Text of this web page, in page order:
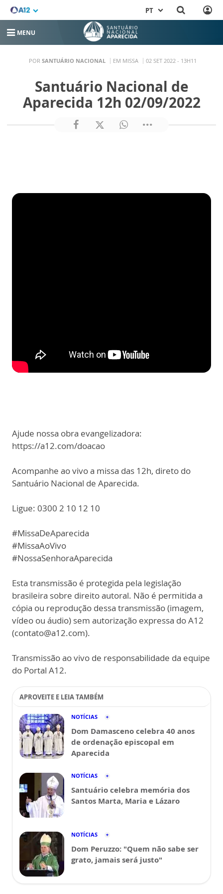
PT
MENU
POR SANTUÁRIO NACIONAL EM MISSA 02 SET 2022 - 13H11
Santuário Nacional de
Aparecida 12h 02/09/2022
Ajude nossa obra evangelizadora:
https://a12.com/doacao
Acompanhe ao vivo a missa das 12h, direto do
Santuário Nacional de Aparecida.
Ligue: 0300 2 10 12 10
#MissaDeAparecida
#MissaAoVivo
#NossaSenhoraAparecida
Esta transmissão é protegida pela legislação
brasileira sobre direito autoral. Não é permitida a
cópia ou reprodução dessa transmissão (imagem,
vídeo ou áudio) sem autorização expressa do A12
(contato@a12.com).
Transmissão ao vivo de responsabilidade da equipe
do Portal A12.
APROVEITE E LEIA TAMBÉM
NOTÍCIAS
Dom Damasceno celebra 40 anos
de ordenação episcopal em
Aparecida
NOTÍCIAS
Santuário celebra memória dos
Santos Marta, Maria e Lázaro
NOTÍCIAS
Dom Peruzzo: "Quem não sabe ser
grato, jamais será justo"